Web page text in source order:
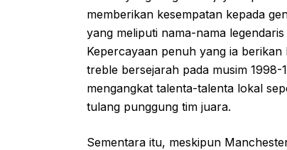
memberikan kesempatan kepada
yang meliputi nama-nama
Kepercayaan penuh yang ia
treble bersejarah pada musim
mengangkat talenta-talenta lokal
tulang punggung tim juara.
Sementara itu, meskipun